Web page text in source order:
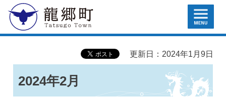
龍郷町 MENU
更新日：2024年1月9日
2024年2月